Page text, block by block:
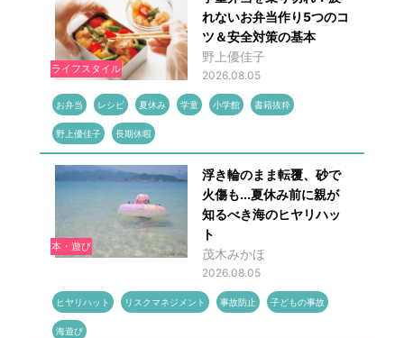
ライフスタイル
れないお弁当作り5つのコ
ツ＆安全対策の基本
野上優佳子
2026.08.05
お弁当 レシピ 夏休み 学童 小学館 書籍抜粋
野上優佳子 長期休暇
本・遊び
浮き輪のまま転覆、砂で
火傷も...夏休み前に親が
知るべき海のヒヤリハッ
ト
茂木みかほ
2026.08.05
ヒヤリハット リスクマネジメント 事故防止 子どもの事故
海遊び